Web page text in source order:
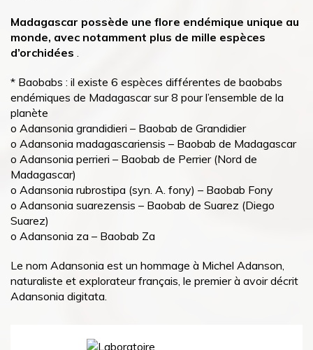
Madagascar possède une flore endémique unique au
monde, avec notamment plus de mille espèces
d’orchidées
* Baobabs : il existe 6 espèces différentes de baobabs
endémiques de Madagascar sur 8 pour l’ensemble de la
planète
o Adansonia grandidieri – Baobab de Grandidier
o Adansonia madagascariensis – Baobab de Madagascar
o Adansonia perrieri – Baobab de Perrier (Nord de
Madagascar)
o Adansonia rubrostipa (syn. A. fony) – Baobab Fony
o Adansonia suarezensis – Baobab de Suarez (Diego
Suarez)
o Adansonia za – Baobab Za
Le nom Adansonia est un hommage à Michel Adanson,
naturaliste et explorateur français, le premier à avoir décrit
Adansonia digitata.